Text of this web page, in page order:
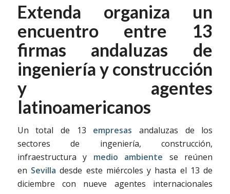
Extenda organiza un
encuentro entre 13
firmas andaluzas de
ingeniería y construcción
y agentes
latinoamericanos
Un total de 13 empresas andaluzas de los
sectores de ingeniería, construcción,
infraestructura y medio ambiente se reúnen
en Sevilla desde este miércoles y hasta el 13 de
diciembre con nueve agentes internacionales